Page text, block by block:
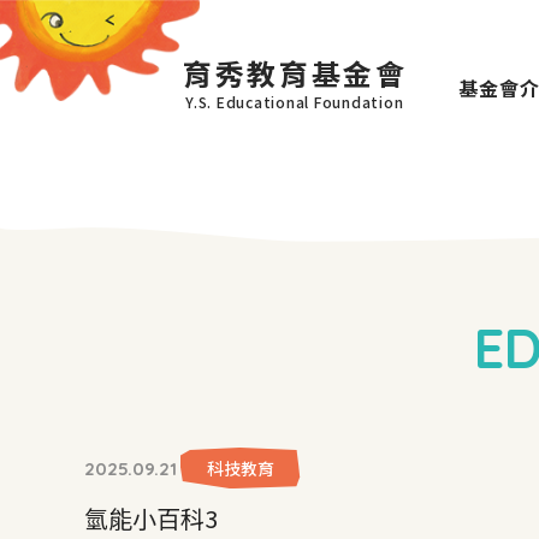
育秀教育基金會
Y.S. Educational Foundation 基金會
2025.09.21 科技教育
氫能小百科3